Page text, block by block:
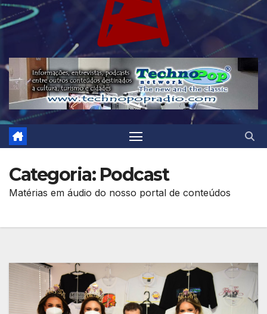
Categoria: Podcast
Matérias em áudio do nosso portal de conteúdos